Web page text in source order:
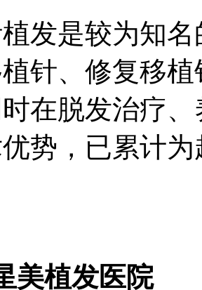
发是较为知
针、修复移
在脱发治疗
势，已累计
美植发医院